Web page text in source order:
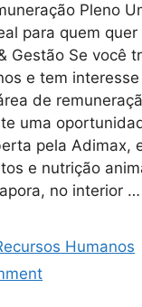
Pleno
para quem quer
Gestão Se você
e tem
de
uma
pela Adimax,
e nutrição
no interior …
Humanos